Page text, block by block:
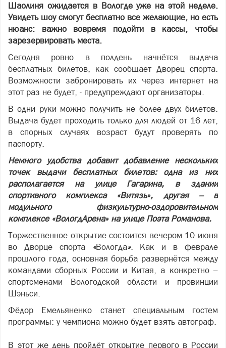
Шаолиня ожидается в Вологде уже на этой неделе.
Увидеть шоу смогут бесплатно все желающие, но есть
нюанс: важно вовремя подойти в кассы, чтобы
зарезервировать места.
Сегодня ровно в полдень начнётся выдача
бесплатных билетов, как сообщает Дворец спорта.
Возможности забронировать их через интернет на
этот раз не будет, - предупреждают организаторы.
В одни руки можно получить не более двух билетов.
Выдача будет проходить только для людей от 16 лет,
в спорных случаях возраст будут проверять по
паспорту.
Немного удобства добавит добавление нескольких
точек выдачи бесплатных билетов: одна из них
располагается на улице Гагарина, в здании
спортивного комплекса «Витязь», другая – в
модульного физкультурно-оздоровительном
комплексе «ВологдАрена» на улице Поэта Романова.
Торжественное открытие состоится вечером 10 июня
во Дворце спорта
«Вологда». Как и в феврале
прошлого года, основная борьба развернётся между
командами сборных России и Китая, а конкретно –
спортсменами Вологодской области и провинции
Шэньси.
Фёдор Емельяненко станет специальным гостем
программы: у чемпиона можно будет взять автограф.
В этот же день пройдёт открытие первого в России